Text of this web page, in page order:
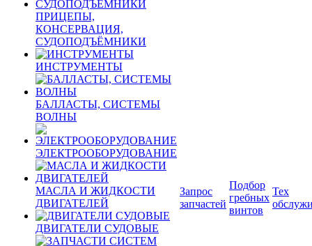
ПРИЦЕПЫ,
КОНСЕРВАЦИЯ,
СУДОПОДЪЁМНИКИ
ИНСТРУМЕНТЫ
БАЛЛАСТЫ, СИСТЕМЫ
ВОЛНЫ
ЭЛЕКТРООБОРУДОВАНИЕ
МАСЛА И ЖИДКОСТИ
ДВИГАТЕЛЕЙ
ДВИГАТЕЛИ СУДОВЫЕ
Запрос
запчастей
Подбор
гребных
винтов
Тех